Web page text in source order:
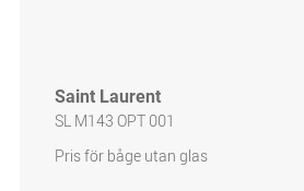
Saint Laurent
SL M143 OPT 001
Pris för båge utan glas